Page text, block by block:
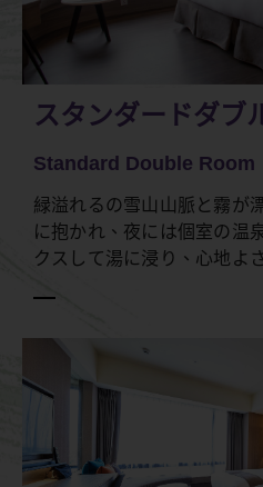
スタンダードダブ
Standard Double Room
緑溢れるの雪山山脈と霧が
に抱かれ、夜には個室の温
クスして湯に浸り、心地よ